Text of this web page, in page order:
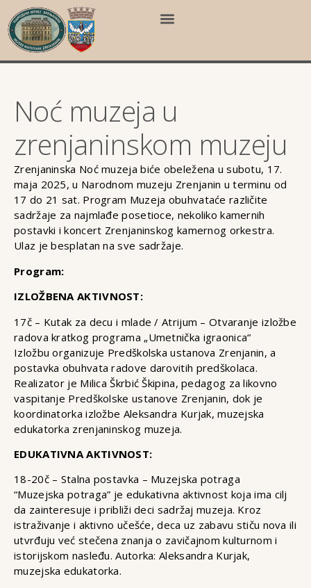
Noć muzeja u
zrenjaninskom muzeju
Zrenjaninska Noć muzeja biće obeležena u subotu, 17.
maja 2025, u Narodnom muzeju Zrenjanin u terminu od
17 do 21 sat. Program Muzeja obuhvataće različite
sadržaje za najmlađe posetioce, nekoliko kamernih
postavki i koncert Zrenjaninskog kamernog orkestra.
Ulaz je besplatan na sve sadržaje.
Program:
IZLOŽBENA AKTIVNOST:
17č – Kutak za decu i mlade / Atrijum – Otvaranje izložbe
radova kratkog programa „Umetnička igraonica“
Izložbu organizuje Predškolska ustanova Zrenjanin, a
postavka obuhvata radove darovitih predškolaca.
Realizator je Milica Škrbić Škipina, pedagog za likovno
vaspitanje Predškolske ustanove Zrenjanin, dok je
koordinatorka izložbe Aleksandra Kurjak, muzejska
edukatorka zrenjaninskog muzeja.
EDUKATIVNA AKTIVNOST:
18-20č – Stalna postavka – Muzejska potraga
“Muzejska potraga” je edukativna aktivnost koja ima cilj
da zainteresuje i približi deci sadržaj muzeja. Kroz
istraživanje i aktivno učešće, deca uz zabavu stiču nova ili
utvrđuju već stečena znanja o zavičajnom kulturnom i
istorijskom nasleđu. Autorka: Aleksandra Kurjak,
muzejska edukatorka.